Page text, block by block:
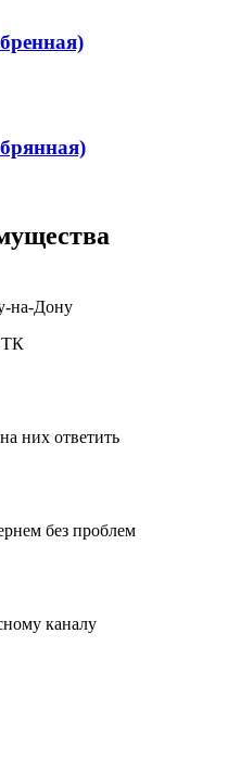
на-Дону
ТК
них ответить
без проблем
каналу